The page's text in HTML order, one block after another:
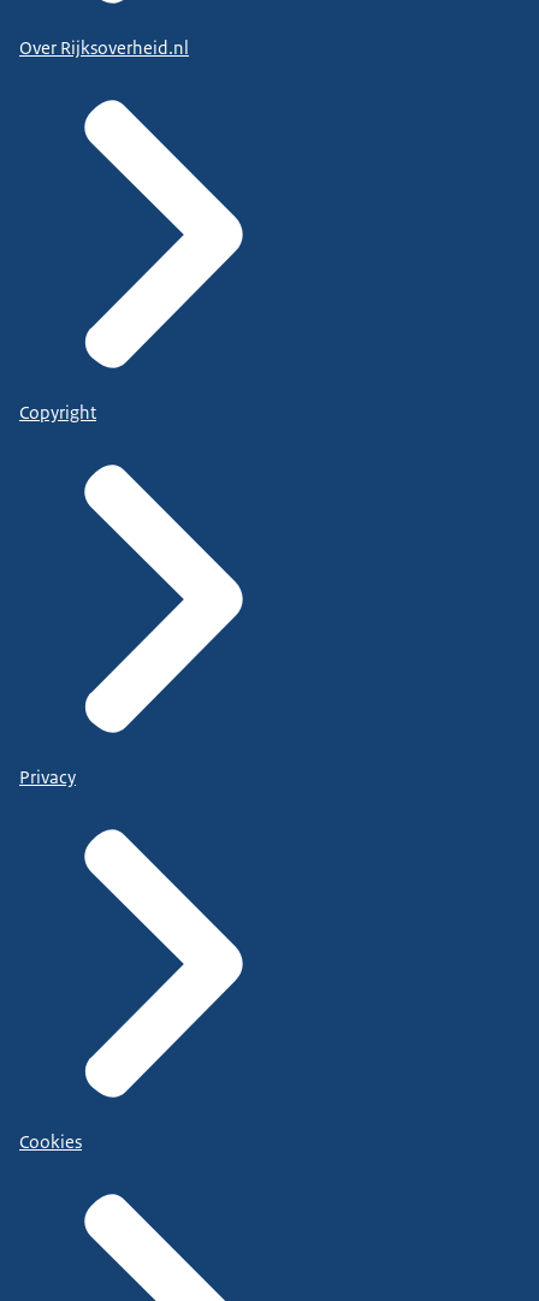
Over Rijksoverheid.nl
Copyright
Privacy
Cookies